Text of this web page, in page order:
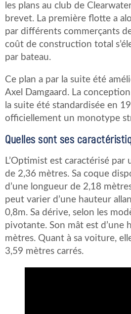
les plans au club de
brevet. La première flotte a
par différents commerçants
coût de construction total
par bateau.
Ce plan a par la suite été
Axel Damgaard. La
la suite été standardisée en
officiellement un monotype
Quelles sont ses
L’Optimist est caractérisé
de 2,36 mètres. Sa coque
d’une longueur de 2,18
peut varier d’une hauteur
0,8m. Sa dérive, selon les
pivotante. Son mât est d’une
mètres. Quant à sa voiture,
3,59 mètres carrés.